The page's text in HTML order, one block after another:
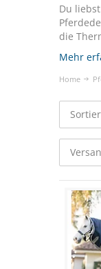
Du
die
Mehr
Home